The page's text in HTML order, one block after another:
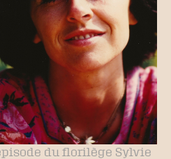
du florilège Sylvie